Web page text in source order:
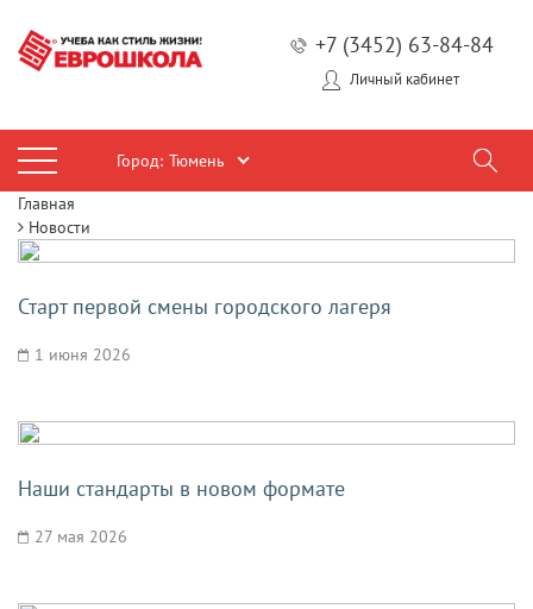
+7 (3452) 63-84-84
Личный кабинет
Город: Тюмень
Главная
Новости
Старт первой смены городского лагеря
1 июня 2026
Наши стандарты в новом формате
27 мая 2026